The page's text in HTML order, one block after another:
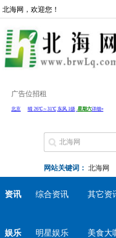
北海网，欢迎您！
广告位招租
网站关键词： 北海网
资讯 综合资讯 其它资
娱乐 明星娱乐 美食大